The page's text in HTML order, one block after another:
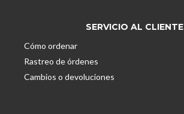
SERVICIO AL CLIENTE
Cómo ordenar
Rastreo de órdenes
Cambios o devoluciones